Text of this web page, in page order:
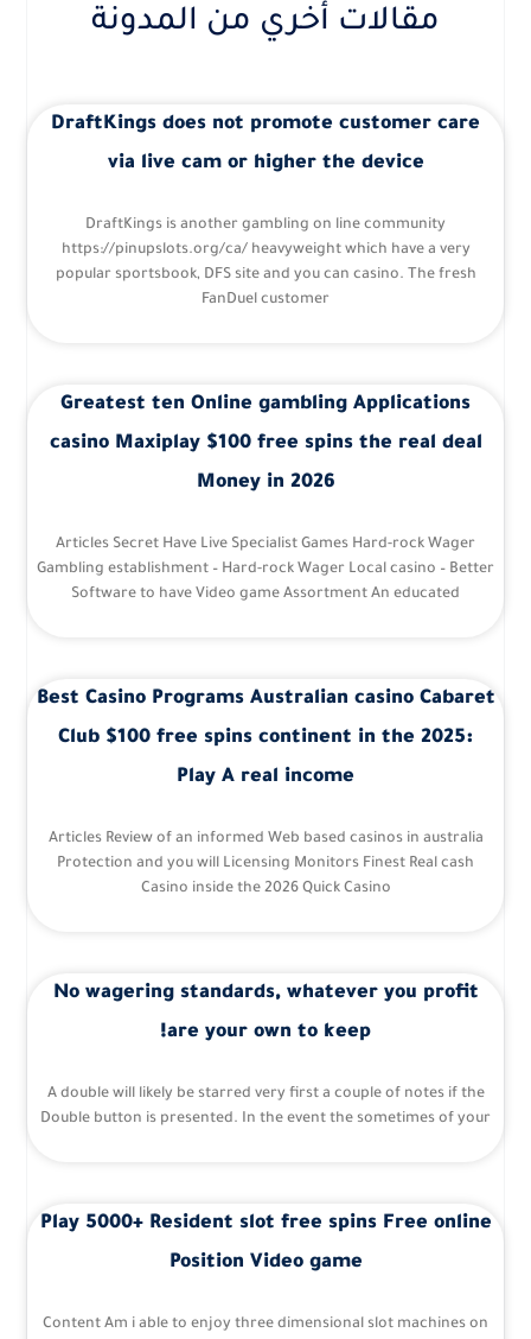
مقالات أخري من المدونة
DraftKings does not promote customer care
via live cam or higher the device
DraftKings is another gambling on line community
https://pinupslots.org/ca/ heavyweight which have a very
popular sportsbook, DFS site and you can casino. The fresh
FanDuel customer
Greatest ten Online gambling Applications
casino Maxiplay $100 free spins the real deal
Money in 2026
Articles Secret Have Live Specialist Games Hard-rock Wager
Gambling establishment – Hard-rock Wager Local casino – Better
Software to have Video game Assortment An educated
Best Casino Programs Australian casino Cabaret
Club $100 free spins continent in the 2025:
Play A real income
Articles Review of an informed Web based casinos in australia
Protection and you will Licensing Monitors Finest Real cash
Casino inside the 2026 Quick Casino
No wagering standards, whatever you profit
are your own to keep!
A double will likely be starred very first a couple of notes if the
Double button is presented. In the event the sometimes of your
Play 5000+ Resident slot free spins Free online
Position Video game
Content Am i able to enjoy three dimensional slot machines on